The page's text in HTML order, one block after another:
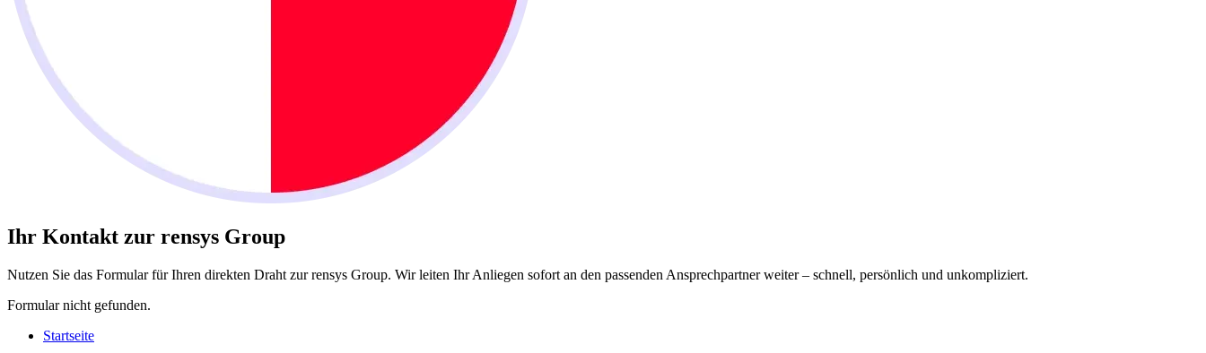
Ihr Kontakt zur rensys Group
Nutzen Sie das Formular für Ihren direkten Draht zur rensys Group. Wir leiten Ihr Anliegen sofort an den passenden Ansprechpartner weiter – schnell, persönlich und unkompliziert.
Formular nicht gefunden.
Startseite